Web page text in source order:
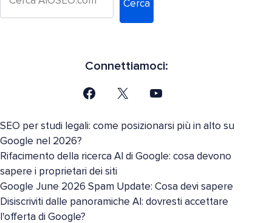
Cerca
Connettiamoci:
SEO per studi legali: come posizionarsi più in alto su
Google nel 2026?
Rifacimento della ricerca AI di Google: cosa devono
sapere i proprietari dei siti
Google June 2026 Spam Update: Cosa devi sapere
Disiscriviti dalle panoramiche AI: dovresti accettare
l'offerta di Google?